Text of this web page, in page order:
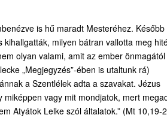
is hű maradt Mesteréhez. Később
milyen bátran vallotta meg
olyan valami, amit az ember önmagától
„Megjegyzés”-ében is utaltunk rá)
a Szentlélek adta a szavakat. Jézus
vagy mit mondjatok, mert
Atyátok Lelke szól általatok.” (Mt 10,19-